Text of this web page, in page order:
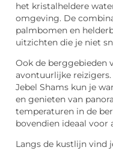
het kristalheldere
omgeving. De
palmbomen en
uitzichten die je niet
Ook de berggebieden
avontuurlijke reizigers.
Jebel Shams kun je
en genieten van
temperaturen in de
bovendien ideaal voor
Langs de kustlijn vind